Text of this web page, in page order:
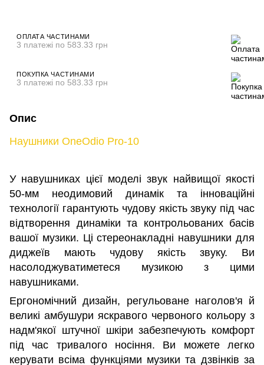
ОПЛАТА ЧАСТИНАМИ
3 платежі по 583.33 грн
ПОКУПКА ЧАСТИНАМИ
3 платежі по 583.33 грн
Опис
Наушники OneOdio Pro-10
У навушниках цієї моделі звук найвищої якості
50-мм неодимовий динамік та інноваційні
технології гарантують чудову якість звуку під час
відтворення динаміки та контрольованих басів
вашої музики. Ці стереонакладні навушники для
диджеїв мають чудову якість звуку. Ви
насолоджуватиметеся музикою з цими
навушниками.
Ергономічний дизайн, регульоване наголов'я й
великі амбушури яскравого червоного кольору з
надм'якої штучної шкіри забезпечують комфорт
під час тривалого носіння. Ви можете легко
керувати всіма функціями музики та дзвінків за